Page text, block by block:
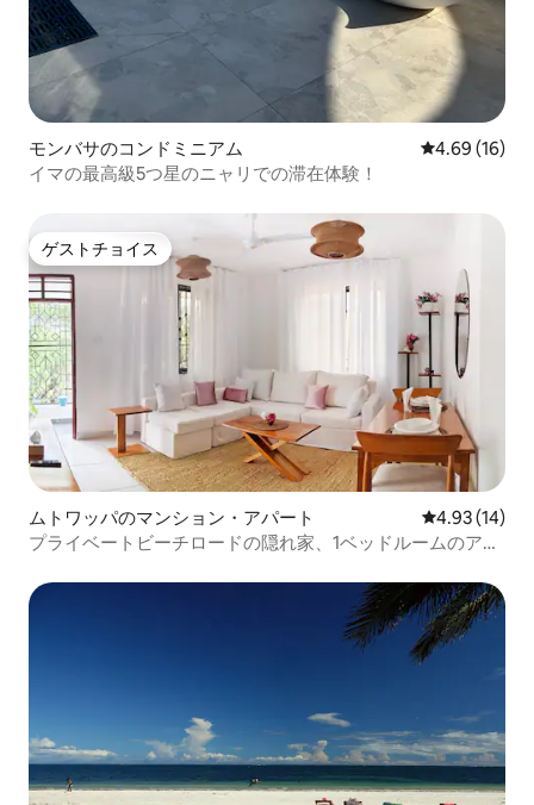
モンバサのコンドミニアム レビュー16
4.69 (16)
イマの最高級5つ星のニャリでの滞在体験！
ゲストチョイス
ゲストチョイス
ムトワッパのマンション・アパート レビュー14
4.93 (14)
プライベートビーチロードの隠れ家、1ベッドルームのアパ